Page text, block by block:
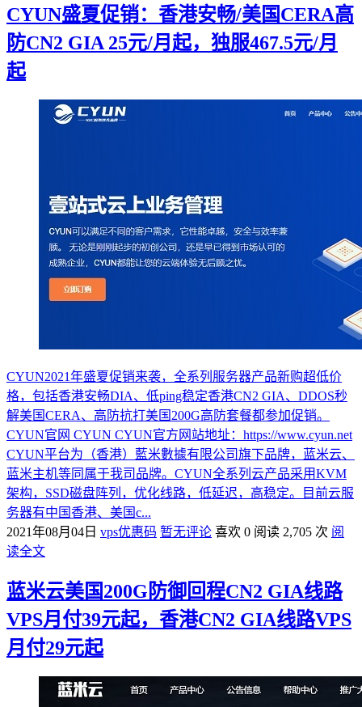
CYUN盛夏促销：香港安畅/美国CERA高
防CN2 GIA 25元/月起，独服467.5元/月
起
CYUN2021年盛夏促销来袭，全系列服务器产品新购超低价
格，包括香港安畅DIA、低ping稳定香港CN2 GIA、DDOS秒
解美国CERA、高防抗打美国200G高防套餐都参加促销。
CYUN官网 CYUN CYUN官方网站地址：https://www.cyun.net
CYUN平台为（香港）藍米數據有限公司旗下品牌，蓝米云、
蓝米主机等同属于我司品牌。CYUN全系列云产品采用KVM
架构，SSD磁盘阵列，优化线路，低延迟，高稳定。目前云服
务器有中国香港、美国c...
2021年08月04日 vps优惠码 暂无评论 喜欢 0 阅读 2,705 次 阅
读全文
蓝米云美国200G防御回程CN2 GIA线路
VPS月付39元起，香港CN2 GIA线路VPS
月付29元起